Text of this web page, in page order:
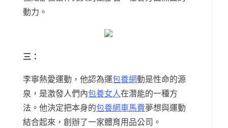
動力。
三：
李寧熱愛運動，他認為運包養網動是性命的源
泉，是激發人們內包養女人在潛能的一種方
法。他決定把本身的包養網車馬費夢想與運動
結合起來，創辦了一家體育用品公司。